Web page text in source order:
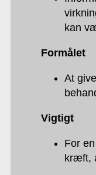
kan
Formålet
At
Vigtigt
For
kræft,